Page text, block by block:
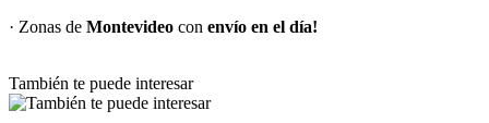
· Zonas de Montevideo con envío en el día!
También te puede interesar